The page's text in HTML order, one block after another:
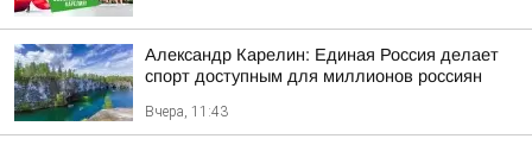
Александр Карелин: Единая Россия делает
спорт доступным для миллионов россиян
Вчера, 11:43